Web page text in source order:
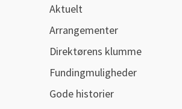
Aktuelt
Arrangementer
Direktørens klumme
Fundingmuligheder
Gode historier